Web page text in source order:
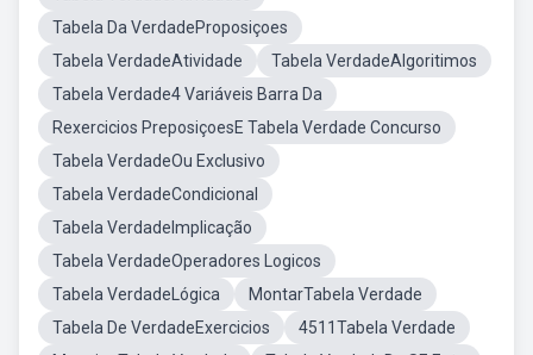
Tabela Da VerdadeProposiçoes
Tabela VerdadeAtividade
Tabela VerdadeAlgoritimos
Tabela Verdade4 Variáveis Barra Da
Rexercicios PreposiçoesE Tabela Verdade Concurso
Tabela VerdadeOu Exclusivo
Tabela VerdadeCondicional
Tabela VerdadeImplicação
Tabela VerdadeOperadores Logicos
Tabela VerdadeLógica
MontarTabela Verdade
Tabela De VerdadeExercicios
4511Tabela Verdade